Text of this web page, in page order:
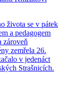
života se v pátek
a pedagogem
zároveň
zemřela 26.
v jedenáct
Strašnicích.